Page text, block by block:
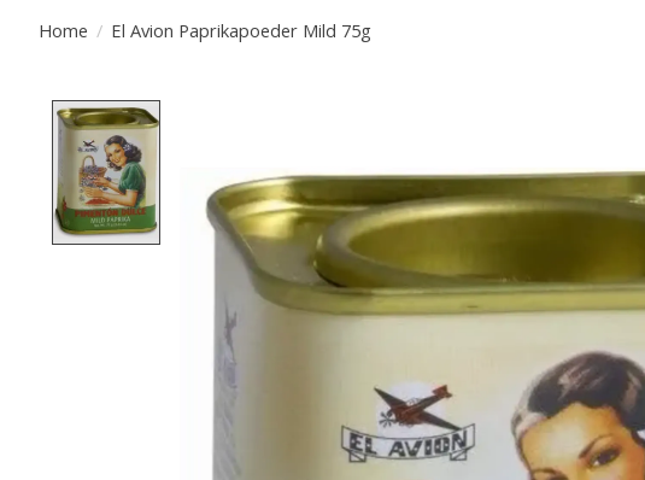
Home / El Avion Paprikapoeder Mild 75g